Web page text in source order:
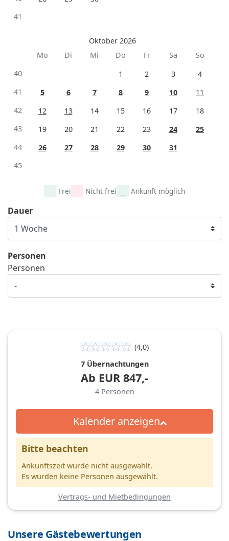
41
Oktober 2026
Mo
Di Mi Do Fr Sa
So
40
1 2 3
4
41
5 6 7 8 9 10
11
42
12 13 14 15 16 17
18
43
19 20 21 22 23 24
25
44
26 27 28 29 30
31
45
Frei Nicht frei Ankunft möglich
Dauer
Personen
Personen
(4,0)
7 Übernachtungen
Ab EUR 847,-
4 Personen
Kalender anzeigen
Bitte beachten
Ankunftszeit wurde nicht ausgewählt.
Es wurden keine Personen ausgewählt.
Vertrags- und Mietbedingungen
Unsere Gästebewertungen